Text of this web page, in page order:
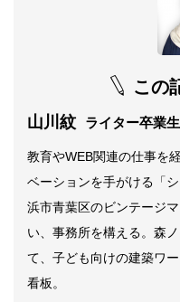
この
山川紋 ライター卒業生
教育やWEB関連の仕事を
ベーションを手がける「
浜市青葉区のビンテージ
い、事務所を構える。森
て、子ども向けの建築ワ
看板。